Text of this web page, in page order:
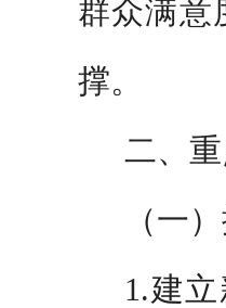
群众满意
撑。
二、
（一
1.建